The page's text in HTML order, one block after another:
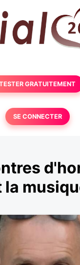
GRATUITEMENT
SE CONNECTER
la